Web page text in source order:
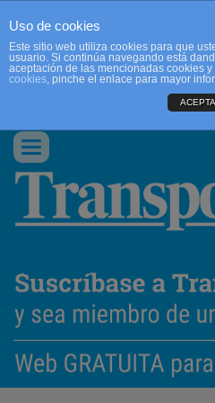
Conmutar
navegación
Uso de cookies
Este sitio web utiliza cookies para que
usuario. Si continúa navegando está
aceptación de las mencionadas cookies
cookies, pinche el enlace para mayor